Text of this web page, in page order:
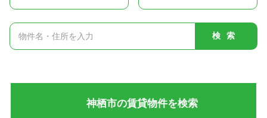
検索
神栖市の賃貸物件を検索